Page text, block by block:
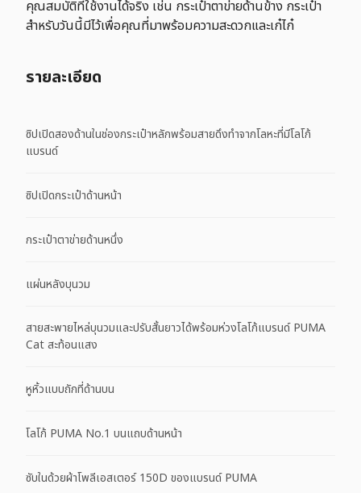
คุณสมบัติที่ใช้งานได้จริง เช่น กระเป๋าตาข่ายด้านข้าง กระเป๋า
สำหรับวันนี้มีไว้เพื่อคุณที่มาพร้อมความสะดวกและเก๋ไก๋
รายละเอียด
ซิปเปิดสองด้านในช่องกระเป๋าหลักพร้อมสายดึงทำจากโลหะที่มีโลโก้
แบรนด์
ซิปเปิดกระเป๋าด้านหน้า
กระเป๋าตาข่ายด้านหนึ่ง
แผ่นหลังบุนวม
สายสะพายไหล่บุนวมและปรับสั้นยาวได้พร้อมห่วงโลโก้แบรนด์ PUMA
Cat สะท้อนแสง
หูหิ้วแบบถักที่ด้านบน
โลโก้ PUMA No.1 บนแถบด้านหน้า
ซับในด้วยผ้าโพลีเอสเตอร์ 150D ของแบรนด์ PUMA